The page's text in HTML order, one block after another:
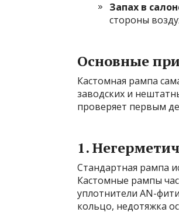
Запах в
стороны
Основные
Кастомная рампа
заводских и
проверяет первым
1.
Стандартная рампа
Кастомные рампы
уплотнители AN-
кольцо, недотяжка